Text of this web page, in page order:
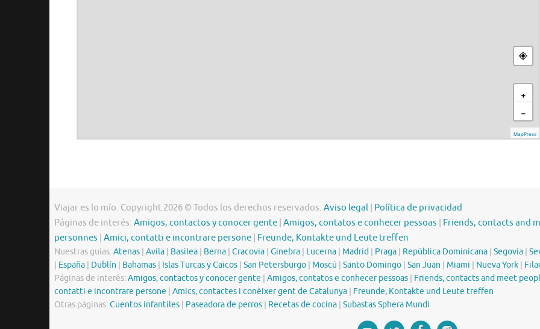
Viajar es lo mío. Copyright 2026 © Todos los derechos reservados. Aviso legal Política de privacidad
Páginas de interés: Amigos, contactos y conocer gente Amigos, contatos e conhecer pessoas
Friends, contacts and
personnes Amici, contatti e incontrare persone Freunde, Kontakte und Leute treffen
Nuestras guías:Atenas Avila Basilea Berna Cracovia Ginebra Lucerna Madrid Praga República Dominicana Segovia
España Dublín Bahamas Islas Turcas y Caicos San Petersburgo Moscú Santo Domingo San Juan Miami Nueva York
Páginas de interés:Amigos, contactos y conocer gente Amigos, contatos e conhecer pessoas
Friends, contacts and meet
contatti e incontrare persone
Amics, contactes i conèixer gent de Catalunya
Freunde, Kontakte und Leute treffen
Otras páginas:Cuentos infantiles Paseadora de perros Recetas de cocina Subastas Sphera Mundi